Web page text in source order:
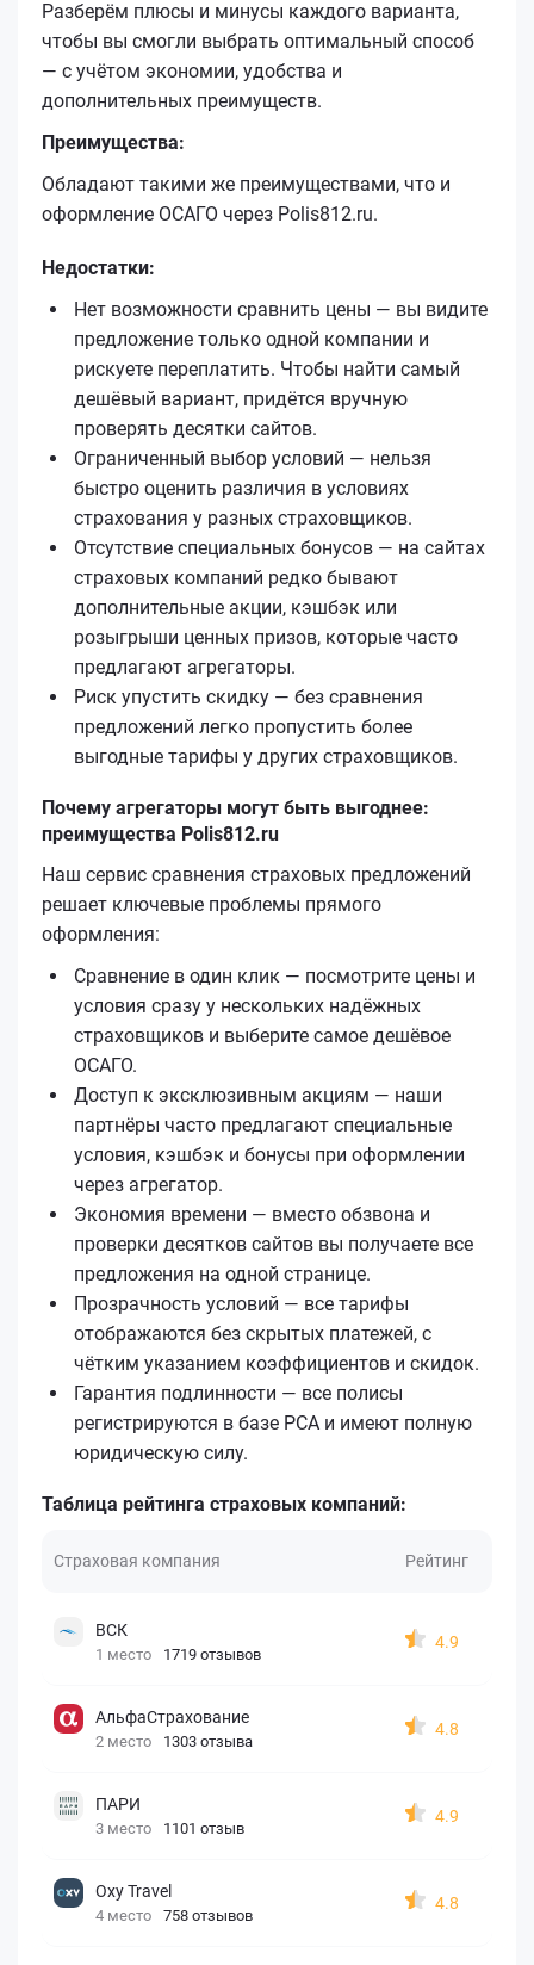
Разберём плюсы и минусы каждого варианта,
чтобы вы смогли выбрать оптимальный способ
— с учётом экономии, удобства и
дополнительных преимуществ.
Преимущества:
Обладают такими же преимуществами, что и
оформление ОСАГО через Polis812.ru.
Недостатки:
Нет возможности сравнить цены — вы видите
предложение только одной компании и
рискуете переплатить. Чтобы найти самый
дешёвый вариант, придётся вручную
проверять десятки сайтов.
Ограниченный выбор условий — нельзя
быстро оценить различия в условиях
страхования у разных страховщиков.
Отсутствие специальных бонусов — на сайтах
страховых компаний редко бывают
дополнительные акции, кэшбэк или
розыгрыши ценных призов, которые часто
предлагают агрегаторы.
Риск упустить скидку — без сравнения
предложений легко пропустить более
выгодные тарифы у других страховщиков.
Почему агрегаторы могут быть выгоднее:
преимущества Polis812.ru
Наш сервис сравнения страховых предложений
решает ключевые проблемы прямого
оформления:
Сравнение в один клик — посмотрите цены и
условия сразу у нескольких надёжных
страховщиков и выберите самое дешёвое
ОСАГО.
Доступ к эксклюзивным акциям — наши
партнёры часто предлагают специальные
условия, кэшбэк и бонусы при оформлении
через агрегатор.
Экономия времени — вместо обзвона и
проверки десятков сайтов вы получаете все
предложения на одной странице.
Прозрачность условий — все тарифы
отображаются без скрытых платежей, с
чётким указанием коэффициентов и скидок.
Гарантия подлинности — все полисы
регистрируются в базе РСА и имеют полную
юридическую силу.
Таблица рейтинга страховых компаний:
Страховая компания Рейтинг
ВСК
1 место 1719 отзывов
4.9
АльфаСтрахование
2 место 1303 отзыва
4.8
ПАРИ
3 место 1101 отзыв
4.9
Oxy Travel
4 место 758 отзывов
4.8